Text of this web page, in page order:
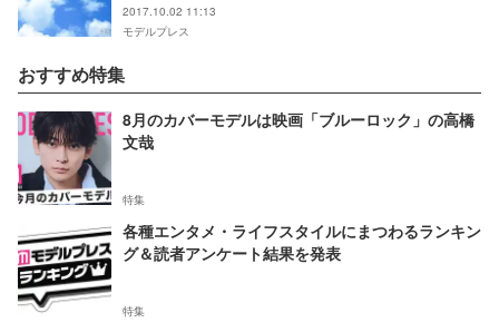
2017.10.02 11:13
モデルプレス
おすすめ特集
8月のカバーモデルは映画「ブルーロック」の高橋
文哉
特集
各種エンタメ・ライフスタイルにまつわるランキン
グ＆読者アンケート結果を発表
特集